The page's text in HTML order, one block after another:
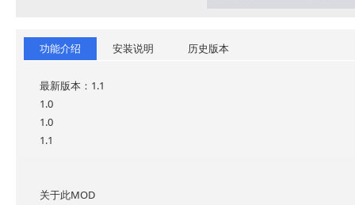
功能介绍 安装说明 历史版本
最新版本：1.1
1.0
1.0
1.1
关于此MOD